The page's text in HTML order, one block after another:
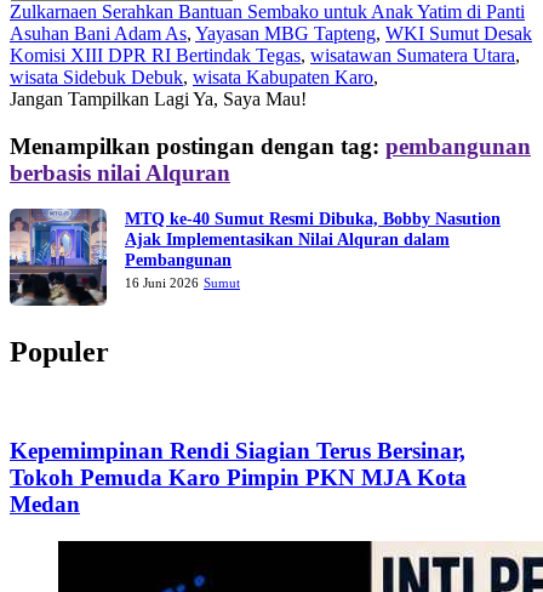
Zulkarnaen Serahkan Bantuan Sembako untuk Anak Yatim di Panti
Asuhan Bani Adam As, Yayasan MBG Tapteng, WKI Sumut Desak
Komisi XIII DPR RI Bertindak Tegas, wisatawan Sumatera Utara,
wisata Sidebuk Debuk, wisata Kabupaten Karo,
Jangan Tampilkan Lagi Ya, Saya Mau!
Menampilkan postingan dengan tag: pembangunan
berbasis nilai Alquran
MTQ ke-40 Sumut Resmi Dibuka, Bobby Nasution
Ajak Implementasikan Nilai Alquran dalam
Pembangunan
16 Juni 2026 Sumut
Populer
Kepemimpinan Rendi Siagian Terus Bersinar,
Tokoh Pemuda Karo Pimpin PKN MJA Kota
Medan